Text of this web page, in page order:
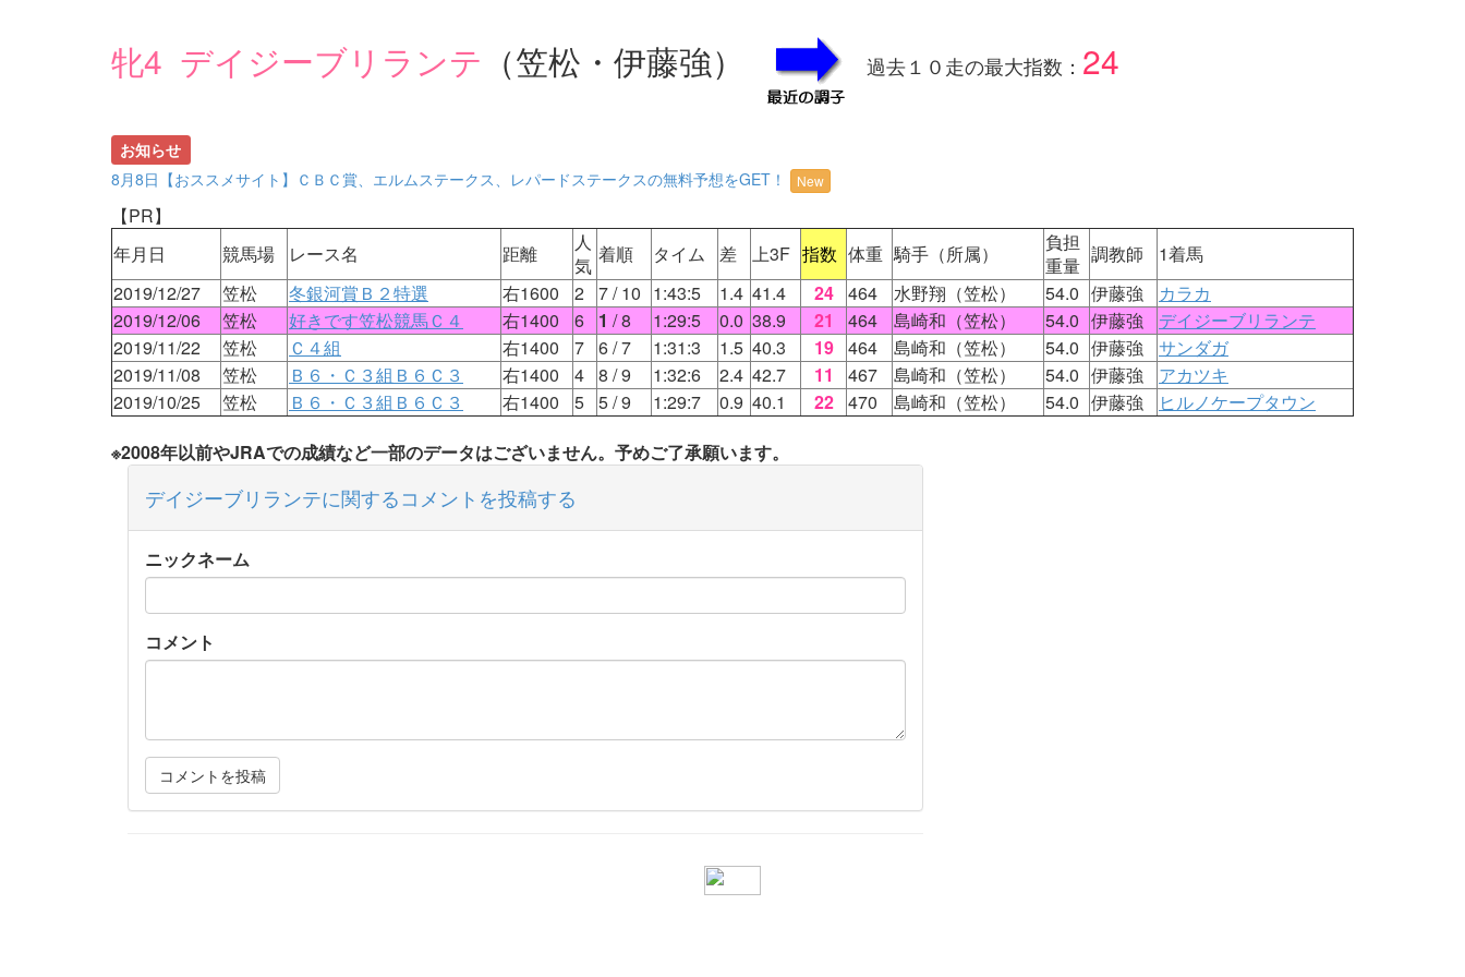
牝4 デイジーブリランテ （笠松・伊藤強） 過去１０走の最大指数： 24
お知らせ
8月8日【おススメサイト】ＣＢＣ賞、エルムステークス、レパードステークスの無料予想をGET！
New
【PR】
年月日
競馬場 レース名 距離
人
気 着順 タイム 差 上3F 指数 体重 騎手（所属）
負担
重量 調教師
1着馬
2019/12/27
笠松 冬銀河賞Ｂ２特選 右1600 2 7/ 10 1:43:5 1.4 41.4 24 464 水野翔（笠松） 54.0 伊藤強
カラカ
2019/12/06
笠松 好きです笠松競馬Ｃ４ 右1400 6 1 / 8 1:29:5 0.0 38.9 21 464 島崎和（笠松） 54.0 伊藤強
デイジーブリランテ
2019/11/22
笠松 Ｃ４組 右1400 7 6/ 7 1:31:3 1.5 40.3 19 464 島崎和（笠松） 54.0 伊藤強
サンダガ
2019/11/08
笠松 Ｂ６・Ｃ３組Ｂ６Ｃ３ 右1400 4 8 / 9 1:32:6 2.4 42.7 11 467 島崎和（笠松） 54.0 伊藤強
アカツキ
2019/10/25
笠松 Ｂ６・Ｃ３組Ｂ６Ｃ３ 右1400 5 5/ 9 1:29:7 0.9 40.1 22 470 島崎和（笠松） 54.0 伊藤強
ヒルノケープタウン
※2008年以前やJRAでの成績など一部のデータはございません。予めご了承願います。
デイジーブリランテに関するコメントを投稿する
ニックネーム
コメント